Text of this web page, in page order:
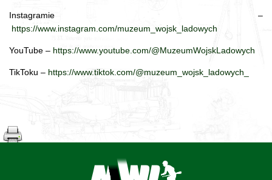
Instagramie –
https://www.instagram.com/muzeum_wojsk_ladowych
YouTube – https://www.youtube.com/@MuzeumWojskLadowych
TikToku – https://www.tiktok.com/@muzeum_wojsk_ladowych_